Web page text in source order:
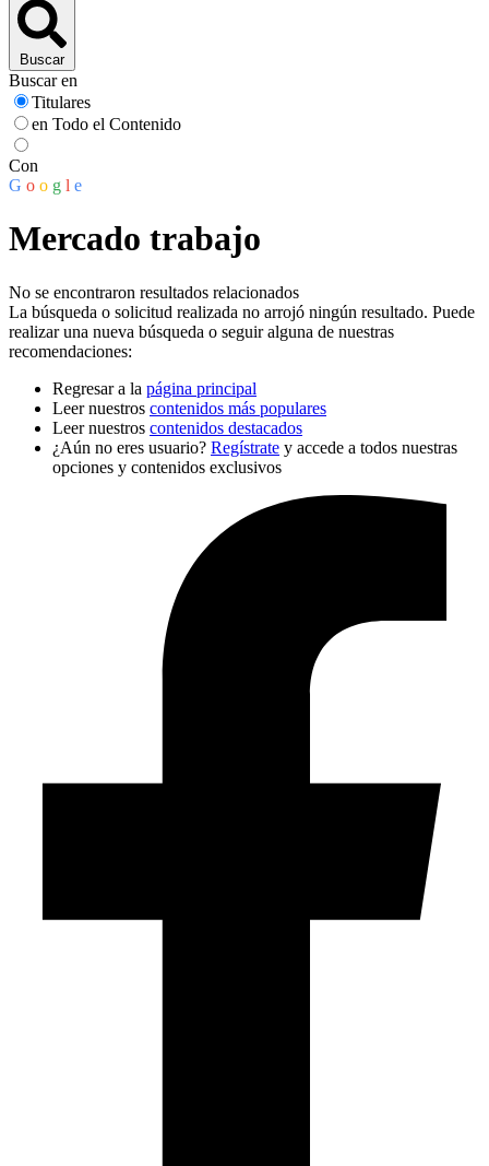
Buscar
Buscar en
Titulares
en Todo el Contenido
Con
G o o g l e
Mercado trabajo
No se encontraron resultados relacionados
La búsqueda o solicitud realizada no arrojó ningún resultado. Puede
realizar una nueva búsqueda o seguir alguna de nuestras
recomendaciones:
Regresar a la página principal
Leer nuestros contenidos más populares
Leer nuestros contenidos destacados
¿Aún no eres usuario? Regístrate y accede a todos nuestras
opciones y contenidos exclusivos